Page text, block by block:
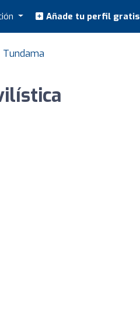
Añade tu perfil gratis
Tundama